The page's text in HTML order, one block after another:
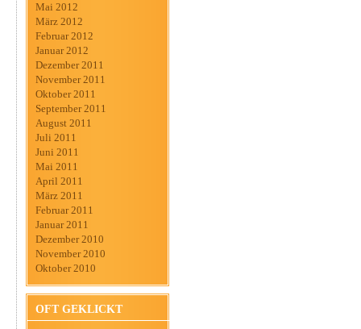
Mai 2012
März 2012
Februar 2012
Januar 2012
Dezember 2011
November 2011
Oktober 2011
September 2011
August 2011
Juli 2011
Juni 2011
Mai 2011
April 2011
März 2011
Februar 2011
Januar 2011
Dezember 2010
November 2010
Oktober 2010
OFT GEKLICKT